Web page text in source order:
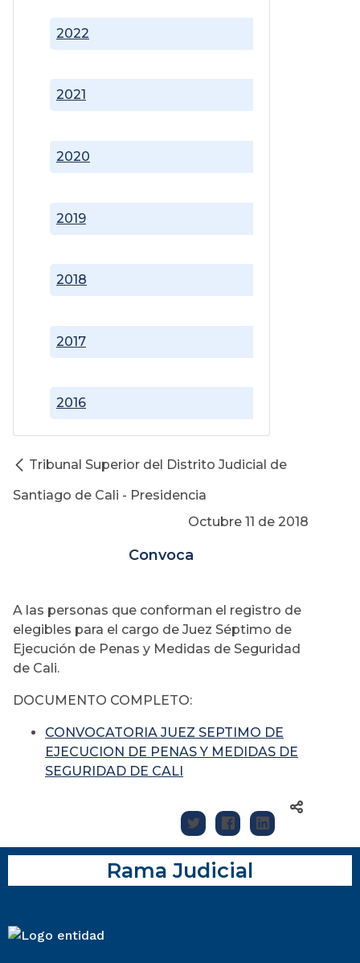
2016
2017
2018
2019
2020
2021
2022
Tribunal Superior del Distrito Judicial de
Santiago de Cali - Presidencia
Octubre 11 de 2018
Convoca
A las personas que conforman el registro de
elegibles para el cargo de Juez Séptimo de
Ejecución de Penas y Medidas de Seguridad
de Cali.
DOCUMENTO COMPLETO:
CONVOCATORIA JUEZ SEPTIMO DE
EJECUCION DE PENAS Y MEDIDAS DE
SEGURIDAD DE CALI
Rama Judicial